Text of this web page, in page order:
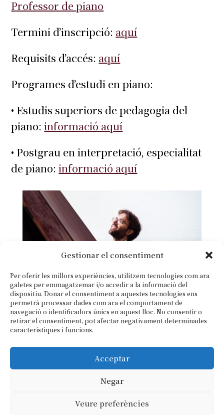
Gestionar el consentiment
Per oferir les millors experiències, utilitzem tecnologies com ara
galetes per emmagatzemar i/o accedir a la informació del
dispositiu. Donar el consentiment a aquestes tecnologies ens
permetrà processar dades com ara el comportament de
navegació o identificadors únics en aquest lloc. No consentir o
retirar el consentiment, pot afectar negativament determinades
característiques i funcions.
Acceptar
Negar
Veure preferències
Professor de piano
Termini d’inscripció: aquí
Requisits d’accés: aquí
Programes d’estudi en piano:
• Estudis superiors de pedagogia del
piano:informació aquí
• Postgrau en interpretació, especialitat
de piano:informació aquí
Joan Travé
+49 176 8192 6489/